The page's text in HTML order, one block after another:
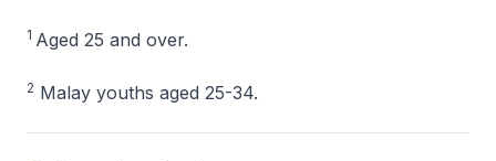
1 Aged 25 and over.
2 Malay youths aged 25-34.